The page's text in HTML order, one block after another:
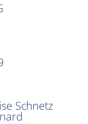
Schnetz